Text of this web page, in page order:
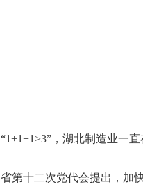
“1+1+1>3”，湖北制造业一
省第十二次党代会提出，加